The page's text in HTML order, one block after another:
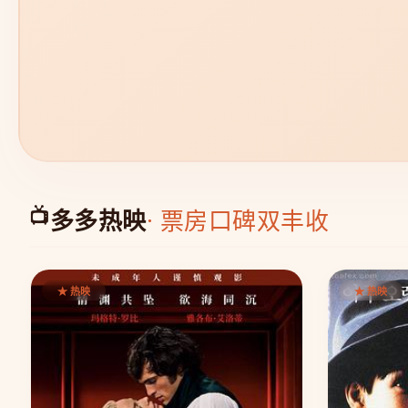
📺多多热映· 票房口碑双丰收
★ 热映 ★ 热映